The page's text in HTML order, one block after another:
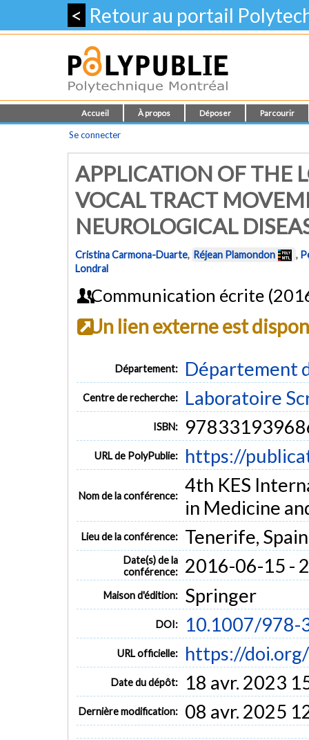
< Retour au portail
Accueil À propos Déposer Parcourir
Se connecter
APPLICATION OF THE
VOCAL TRACT
NEUROLOGICAL
Cristina Carmona-Duarte, Réjean Plamondon ,
Londral
Communication écrite
Un lien externe est
Département: Département
Centre de recherche: Laboratoire
ISBN:
URL de PolyPublie: https://
Nom de la conférence: 4th KES
in Medicine
Lieu de la conférence: Tenerife, Spain
Date(s) de la
conférence:
2016-06-15 -
Maison d'édition: Springer
DOI: 10.1007/978-
URL officielle: https://
Date du dépôt: 18 avr. 2023
Dernière modification: 08 avr. 2025